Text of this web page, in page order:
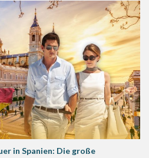
in Spanien: Die große